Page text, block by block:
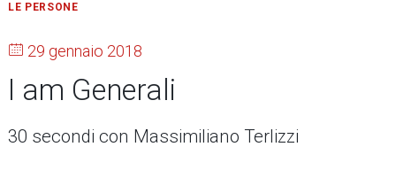
LE PERSONE
29 gennaio 2018
I am Generali
30 secondi con Massimiliano Terlizzi